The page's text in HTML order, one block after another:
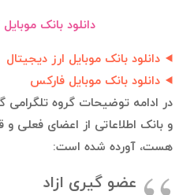
دانلود بانک
دانلود بانک موبایل ارز دیجیتال
دانلود بانک موبایل فارکس
در ادامه توضیحات گروه
و بانک اطلاعاتی از اعضای فعلی
هست، آورده شده است:
عضو گیری ازاد